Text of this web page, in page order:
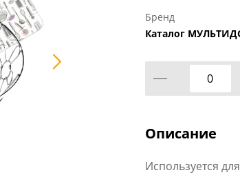
Бренд
Каталог
Описание
Используется